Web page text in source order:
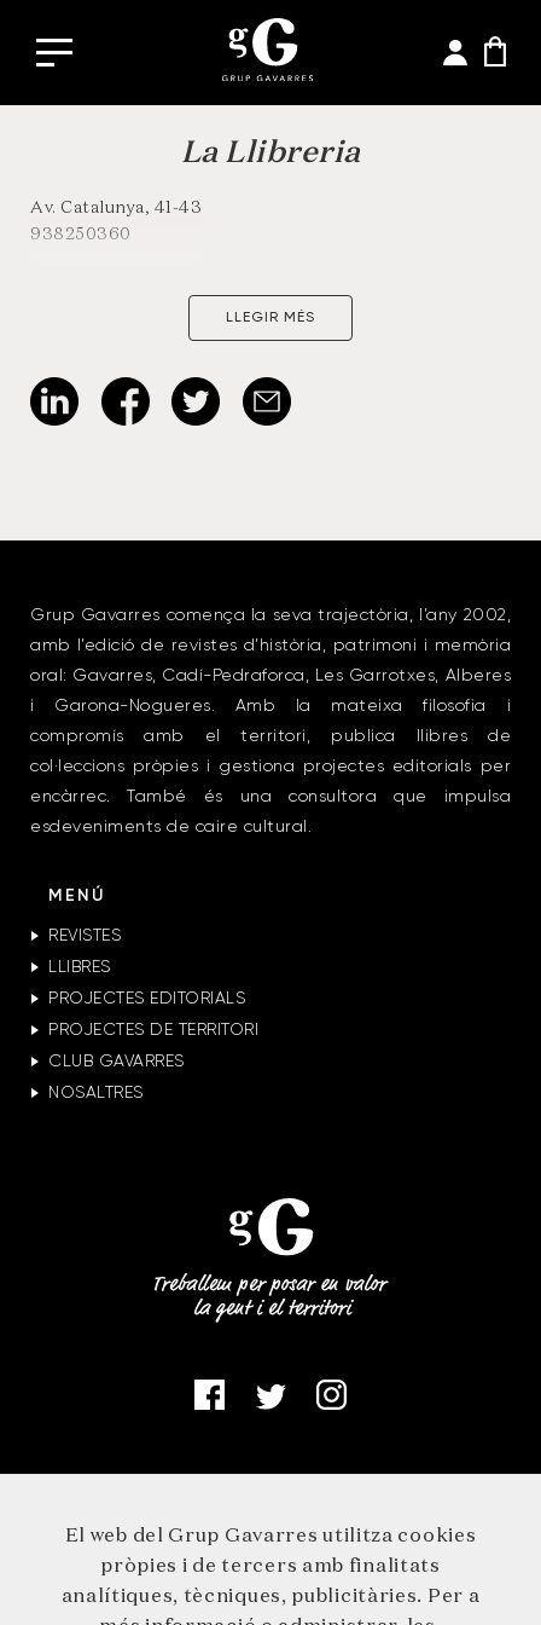
La Llibreria
Av. Catalunya, 41-43
938250360
LLEGIR MÉS
Grup Gavarres comença la seva trajectòria, l’any 2002,
amb l’edició de revistes d’història, patrimoni i memòria
oral: Gavarres, Cadí-Pedraforca, Les Garrotxes, Alberes
i Garona-Nogueres. Amb la mateixa filosofia i
compromís amb el territori, publica llibres de
col·leccions pròpies i gestiona projectes editorials per
encàrrec. També és una consultora que impulsa
esdeveniments de caire cultural.
MENÚ
REVISTES
LLIBRES
PROJECTES EDITORIALS
PROJECTES DE TERRITORI
CLUB GAVARRES
NOSALTRES
El web del Grup Gavarres utilitza cookies
pròpies i de tercers amb finalitats
analítiques, tècniques, publicitàries. Per a